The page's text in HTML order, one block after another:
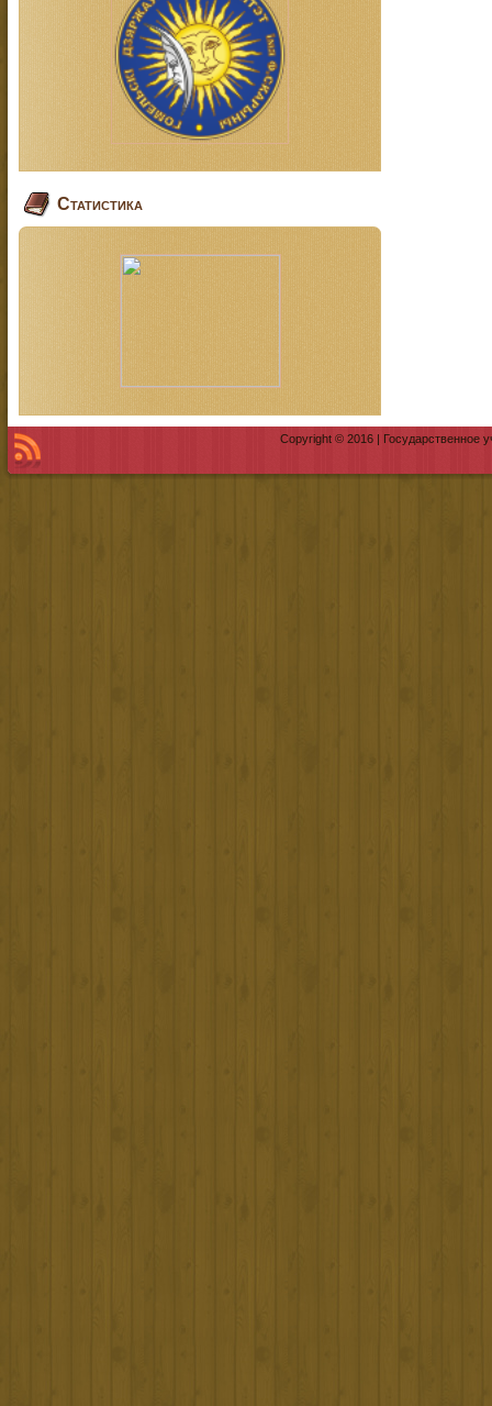
Статистика
Copyright © 2016 | Государственное